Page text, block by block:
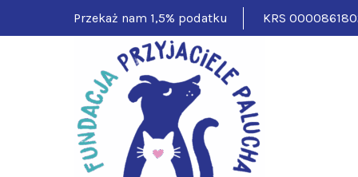
to
Przekaż nam 1,5% podatku KRS